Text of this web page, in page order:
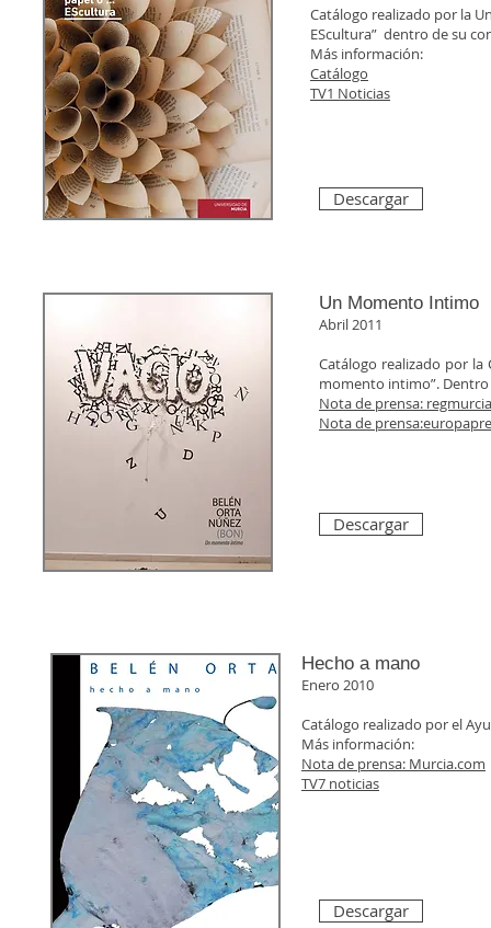
Catálogo realizado por la
EScultura” dentro de su
Más información:
Catálogo
TV1 Noticias
Descargar
Un Momento Intimo
Abril 2011
Catálogo realizado por la
momento intimo”.
Nota de prensa:
Nota de
Descargar
Hecho a mano
Enero 2010
Catálogo realizado por el
Más información:
Nota de prensa: Murcia.com
TV7 noticias
Descargar